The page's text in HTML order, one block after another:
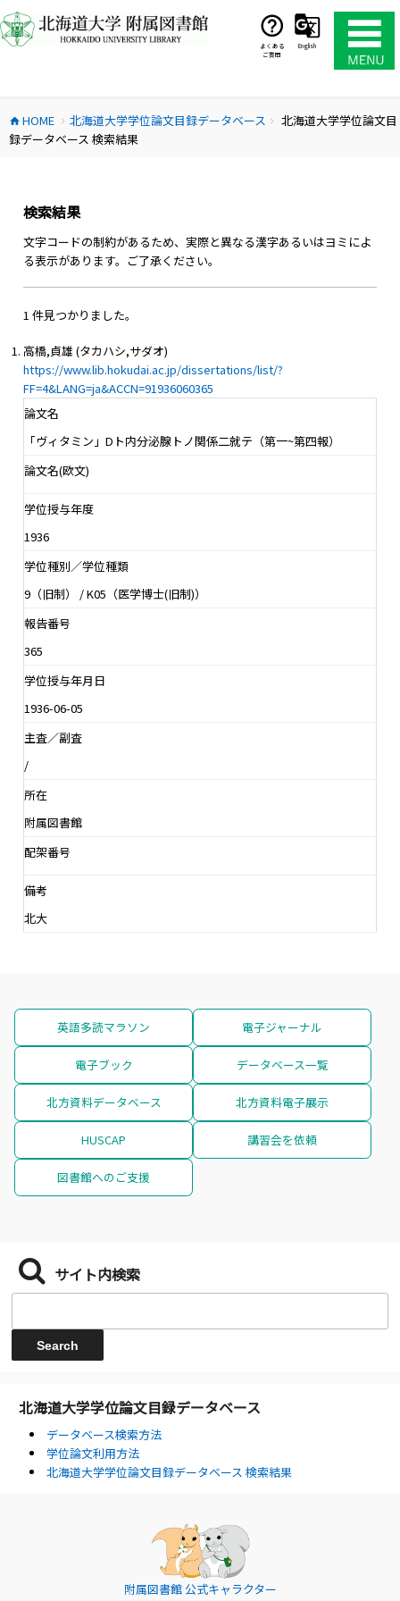
ン
テ
ス
キ
よくある
ご質問
English
home HOME chevron_right 北海道大学学位論文目録データベース chevron_right
北海道大学学位論文目
録データベース 検索結果
検索結果
文字コードの制約があるため、実際と異なる漢字あるいはヨミによ
る表示があります。ご了承ください。
1 件見つかりました。
高橋,貞雄 (タカハシ,サダオ)
https://www.lib.hokudai.ac.jp/dissertations/list/?
FF=4&LANG=ja&ACCN=91936060365
論文名
「ヴィタミン」Dト内分泌腺トノ関係二就テ（第一~第四報）
論文名(欧文)
学位授与年度
1936
学位種別／学位種類
9（旧制） / K05（医学博士(旧制)）
報告番号
365
学位授与年月日
1936-06-05
主査／副査
/
所在
附属図書館
配架番号
備考
北大
英語多読マラソン 電子ジャーナル
電子ブック データベース一覧
北方資料データベース 北方資料電子展示
HUSCAP 講習会を依頼
図書館へのご支援
サイト内検索
北海道大学学位論文目録データベース
データベース検索方法
学位論文利用方法
北海道大学学位論文目録データベース 検索結果
附属図書館 公式キャラクター